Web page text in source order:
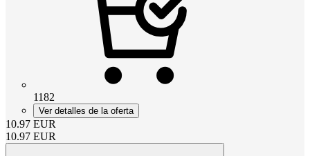
1182
Ver detalles de la oferta
10.97 EUR
10.97 EUR